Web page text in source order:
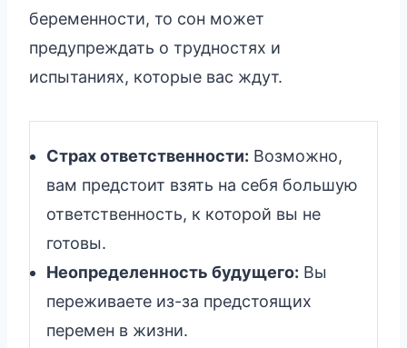
беременности, то сон может
предупреждать о трудностях и
испытаниях, которые вас ждут.
Страх ответственности: Возможно,
вам предстоит взять на себя большую
ответственность, к которой вы не
готовы.
Неопределенность будущего: Вы
переживаете из-за предстоящих
перемен в жизни.